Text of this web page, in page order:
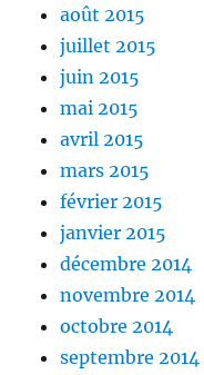
août 2015
juillet 2015
juin 2015
mai 2015
avril 2015
mars 2015
février 2015
janvier 2015
décembre 2014
novembre 2014
octobre 2014
septembre 2014